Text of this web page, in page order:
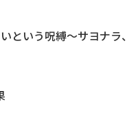
という呪縛～サヨナ